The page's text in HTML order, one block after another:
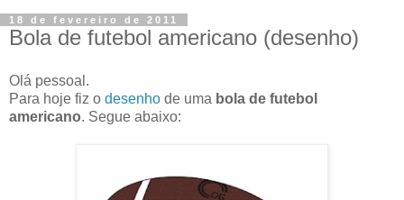
18 de fevereiro de 2011
Bola de futebol americano (desenho)
Olá pessoal.
Para hoje fiz o desenho de uma bola de futebol
americano. Segue abaixo: